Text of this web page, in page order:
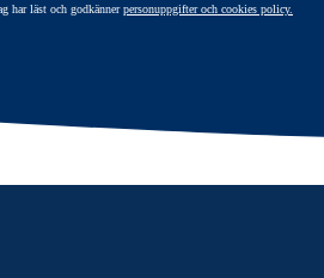
har läst och godkännerpersonuppgifter och cookies policy.